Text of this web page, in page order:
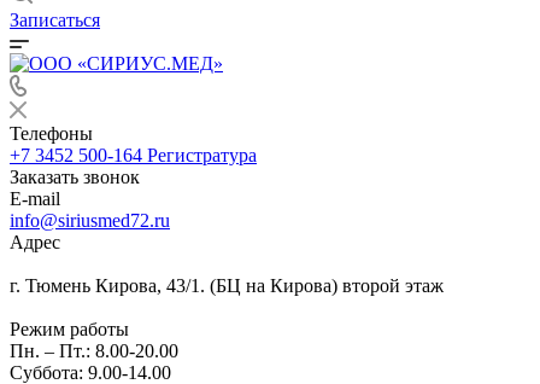
Записаться
Телефоны
+7 3452 500-164 Регистратура
Заказать звонок
E-mail
info@siriusmed72.ru
Адрес
г. Тюмень Кирова, 43/1. (БЦ на Кирова) второй этаж
Режим работы
Пн. – Пт.: 8.00-20.00
Суббота: 9.00-14.00